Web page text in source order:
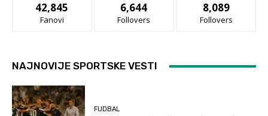
42,845
Fanovi
6,644
Follovers
8,089
Follovers
NAJNOVIJE SPORTSKE VESTI
FUDBAL